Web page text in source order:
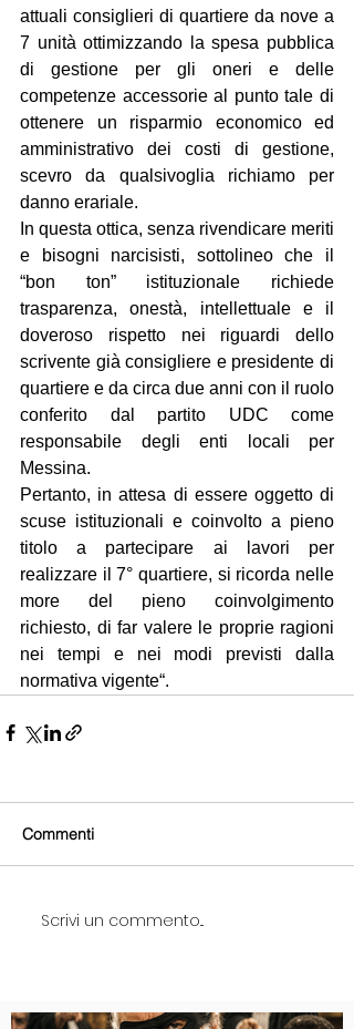
attuali consiglieri di quartiere da nove a
7 unità ottimizzando la spesa pubblica
di gestione per gli oneri e delle
competenze accessorie al punto tale di
ottenere un risparmio economico ed
amministrativo dei costi di gestione,
scevro da qualsivoglia richiamo per
danno erariale.
In questa ottica, senza rivendicare meriti
e bisogni narcisisti, sottolineo che il
“bon ton” istituzionale richiede
trasparenza, onestà, intellettuale e il
doveroso rispetto nei riguardi dello
scrivente già consigliere e presidente di
quartiere e da circa due anni con il ruolo
conferito dal partito UDC come
responsabile degli enti locali per
Messina.
Pertanto, in attesa di essere oggetto di
scuse istituzionali e coinvolto a pieno
titolo a partecipare ai lavori per
realizzare il 7° quartiere, si ricorda nelle
more del pieno coinvolgimento
richiesto, di far valere le proprie ragioni
nei tempi e nei modi previsti dalla
normativa vigente“.
Commenti
Scrivi un commento...